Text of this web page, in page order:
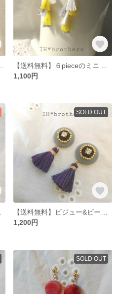
1,100円
SOLD OUT
1,200円
SOLD OUT